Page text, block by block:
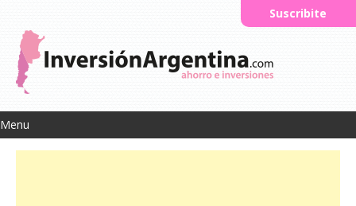
Menu
Suscribite